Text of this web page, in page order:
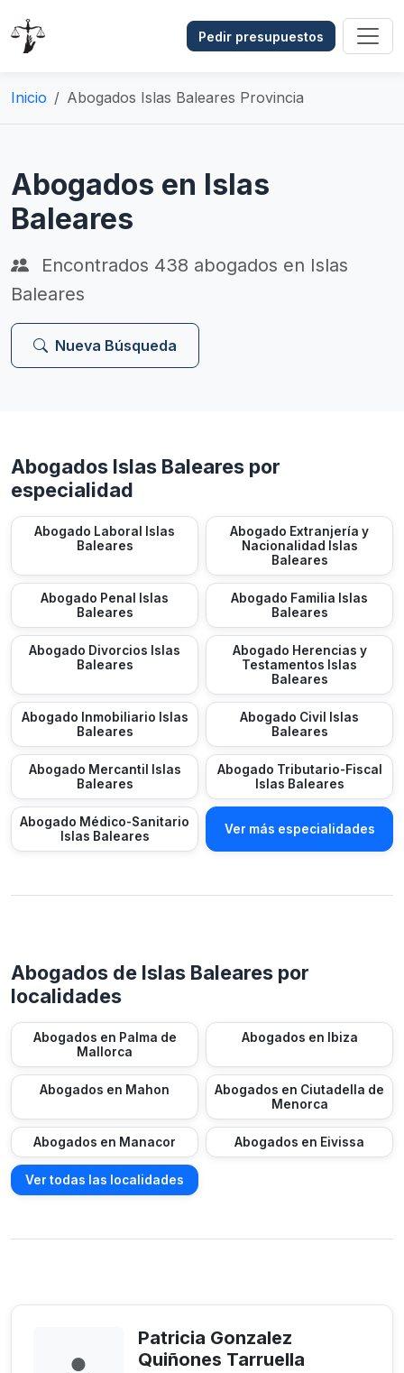
Pedir presupuestos
Inicio Abogados Islas Baleares Provincia
Abogados en Islas
Baleares
Encontrados 438 abogados en Islas
Baleares
Nueva Búsqueda
Abogados Islas Baleares por
especialidad
Abogado Laboral Islas
Baleares
Abogado Extranjería y
Nacionalidad Islas
Baleares
Abogado Penal Islas
Baleares
Abogado Familia Islas
Baleares
Abogado Divorcios Islas
Baleares
Abogado Herencias y
Testamentos Islas
Baleares
Abogado Inmobiliario Islas
Baleares
Abogado Civil Islas
Baleares
Abogado Mercantil Islas
Baleares
Abogado Tributario-Fiscal
Islas Baleares
Abogado Médico-Sanitario
Islas Baleares
Ver más especialidades
Abogados de Islas Baleares por
localidades
Abogados en Palma de
Mallorca
Abogados en Ibiza
Abogados en Mahon
Abogados en Ciutadella de
Menorca
Abogados en Manacor Abogados en Eivissa
Ver todas las localidades
Patricia Gonzalez
Quiñones Tarruella